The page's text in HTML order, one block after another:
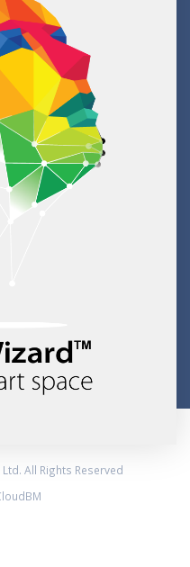
All Rights Reserved